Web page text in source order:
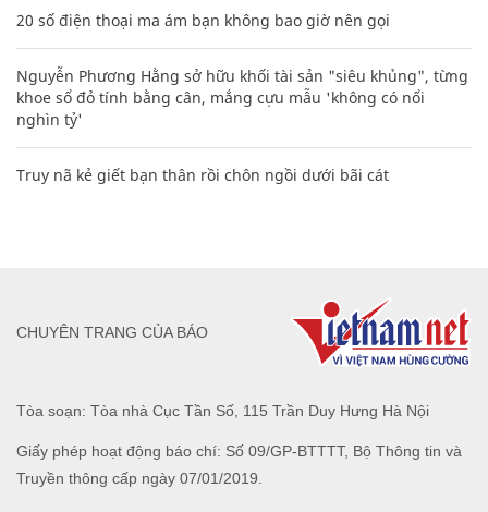
20 số điện thoại ma ám bạn không bao giờ nên gọi
Nguyễn Phương Hằng sở hữu khối tài sản "siêu khủng", từng
khoe sổ đỏ tính bằng cân, mắng cựu mẫu 'không có nổi
nghìn tỷ'
Truy nã kẻ giết bạn thân rồi chôn ngồi dưới bãi cát
Tòa soạn: Tòa nhà Cục Tần Số, 115 Trần Duy Hưng Hà Nội
Giấy phép hoạt động báo chí: Số 09/GP-BTTTT, Bộ Thông tin và
Truyền thông cấp ngày 07/01/2019.
CHUYÊN TRANG CỦA BÁO